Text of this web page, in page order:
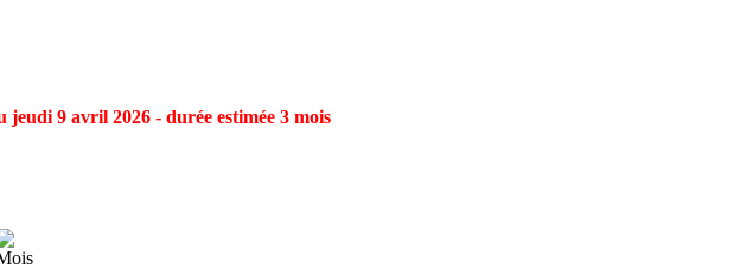
9 avril 2026 - durée estimée 3 mois